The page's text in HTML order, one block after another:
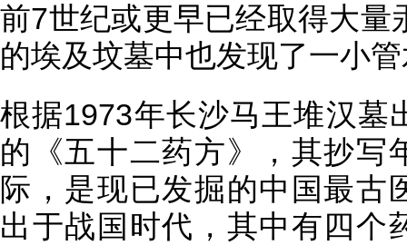
前7世纪或更早已经取得大量
的埃及坟墓中也发现了一小
根据1973年长沙马王堆汉墓
的《五十二药方》，其抄写
际，是现已发掘的中国最古
出于战国时代，其中有四个